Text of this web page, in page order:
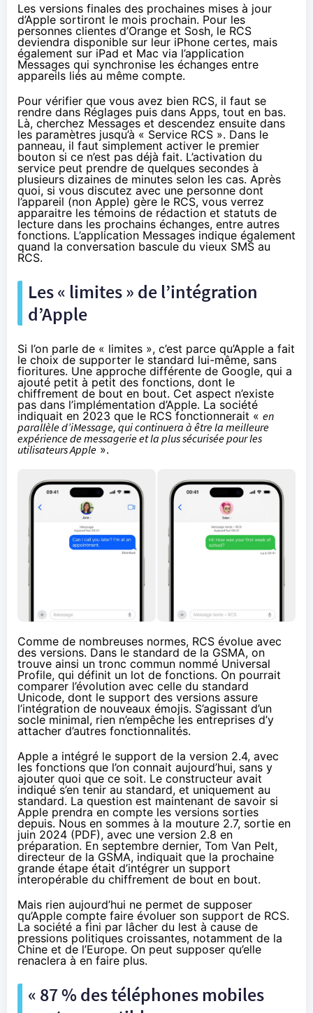
Les versions finales des prochaines mises à jour
d’Apple sortiront le mois prochain. Pour les
personnes clientes d’Orange et Sosh, le RCS
deviendra disponible sur leur iPhone certes, mais
également sur iPad et Mac via l’application
Messages qui synchronise les échanges entre
appareils liés au même compte.
Pour vérifier que vous avez bien RCS, il faut se
rendre dans Réglages puis dans Apps, tout en bas.
Là, cherchez Messages et descendez ensuite dans
les paramètres jusqu’à « Service RCS ». Dans le
panneau, il faut simplement activer le premier
bouton si ce n’est pas déjà fait. L’activation du
service peut prendre de quelques secondes à
plusieurs dizaines de minutes selon les cas. Après
quoi, si vous discutez avec une personne dont
l’appareil (non Apple) gère le RCS, vous verrez
apparaitre les témoins de rédaction et statuts de
lecture dans les prochains échanges, entre autres
fonctions. L’application Messages indique également
quand la conversation bascule du vieux SMS au
RCS.
Les « limites » de l’intégration
d’Apple
Si l’on parle de « limites », c’est parce qu’Apple a fait
le choix de supporter le standard lui-même, sans
fioritures. Une approche différente de Google, qui a
ajouté petit à petit des fonctions, dont le
chiffrement de bout en bout. Cet aspect n’existe
pas dans l’implémentation d’Apple. La société
indiquait en 2023 que le RCS fonctionnerait « en
parallèle d’iMessage, qui continuera à être la meilleure
expérience de messagerie et la plus sécurisée pour les
utilisateurs Apple ».
Comme de nombreuses normes, RCS évolue avec
des versions. Dans le standard de la GSMA, on
trouve ainsi un tronc commun nommé Universal
Profile, qui définit un lot de fonctions. On pourrait
comparer l’évolution avec celle du standard
Unicode, dont le support des versions assure
l’intégration de nouveaux émojis. S’agissant d’un
socle minimal, rien n’empêche les entreprises d’y
attacher d’autres fonctionnalités.
Apple a intégré le support de la version 2.4, avec
les fonctions que l’on connait aujourd’hui, sans y
ajouter quoi que ce soit. Le constructeur avait
indiqué s’en tenir au standard, et uniquement au
standard. La question est maintenant de savoir si
Apple prendra en compte les versions sorties
depuis. Nous en sommes à la mouture 2.7, sortie en
juin 2024 (PDF), avec une version 2.8 en
préparation. En septembre dernier, Tom Van Pelt,
directeur de la GSMA, indiquait que la prochaine
grande étape était d’intégrer un support
interopérable du chiffrement de bout en bout.
Mais rien aujourd’hui ne permet de supposer
qu’Apple compte faire évoluer son support de RCS.
La société a fini par lâcher du lest à cause de
pressions politiques croissantes, notamment de la
Chine et de l’Europe. On peut supposer qu’elle
renaclera à en faire plus.
« 87 % des téléphones mobiles